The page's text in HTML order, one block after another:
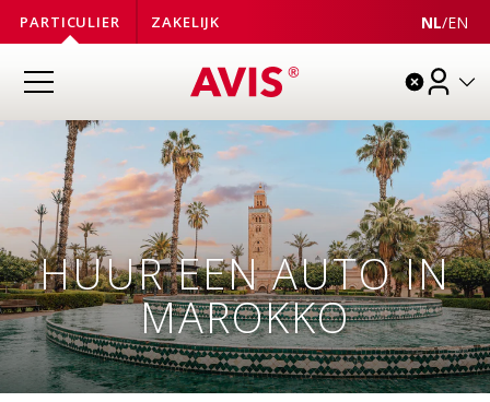
PARTICULIER ZAKELIJK NL/EN
HUUR EEN AUTO IN
MAROKKO